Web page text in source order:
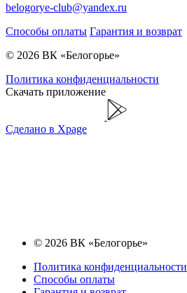
belogorye-club@yandex.ru
Способы оплаты Гарантия и возврат
© 2026 ВК «Белогорье»
Политика конфиденциальности
Скачать приложение
Сделано в Xpage
© 2026 ВК «Белогорье»
Политика конфиденциальности
Способы оплаты